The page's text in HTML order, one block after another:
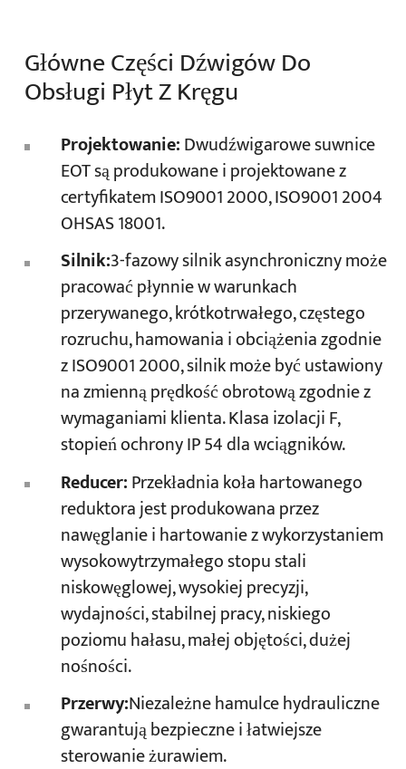
Główne Części Dźwigów Do
Obsługi Płyt Z Kręgu
Projektowanie:Dwudźwigarowe suwnice
EOT są produkowane i projektowane z
certyfikatem ISO9001 2000, ISO9001 2004
OHSAS 18001.
Silnik:3-fazowy silnik asynchroniczny może
pracować płynnie w warunkach
przerywanego, krótkotrwałego, częstego
rozruchu, hamowania i obciążenia zgodnie
z ISO9001 2000, silnik może być ustawiony
na zmienną prędkość obrotową zgodnie z
wymaganiami klienta. Klasa izolacji F,
stopień ochrony IP 54 dla wciągników.
Reducer:Przekładnia koła hartowanego
reduktora jest produkowana przez
nawęglanie i hartowanie z wykorzystaniem
wysokowytrzymałego stopu stali
niskowęglowej, wysokiej precyzji,
wydajności, stabilnej pracy, niskiego
poziomu hałasu, małej objętości, dużej
nośności.
Przerwy:Niezależne hamulce hydrauliczne
gwarantują bezpieczne i łatwiejsze
sterowanie żurawiem.